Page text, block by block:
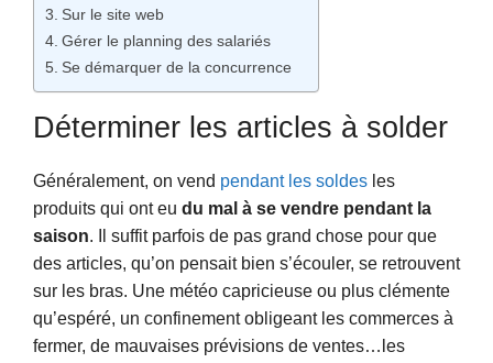
Sur le site web
Gérer le planning des salariés
Se démarquer de la concurrence
Déterminer les articles à solder
Généralement, on vend pendant les soldes les
produits qui ont eu du mal à se vendre pendant la
saison. Il suffit parfois de pas grand chose pour que
des articles, qu’on pensait bien s’écouler, se retrouvent
sur les bras. Une météo capricieuse ou plus clémente
qu’espéré, un confinement obligeant les commerces à
fermer, de mauvaises prévisions de ventes…les